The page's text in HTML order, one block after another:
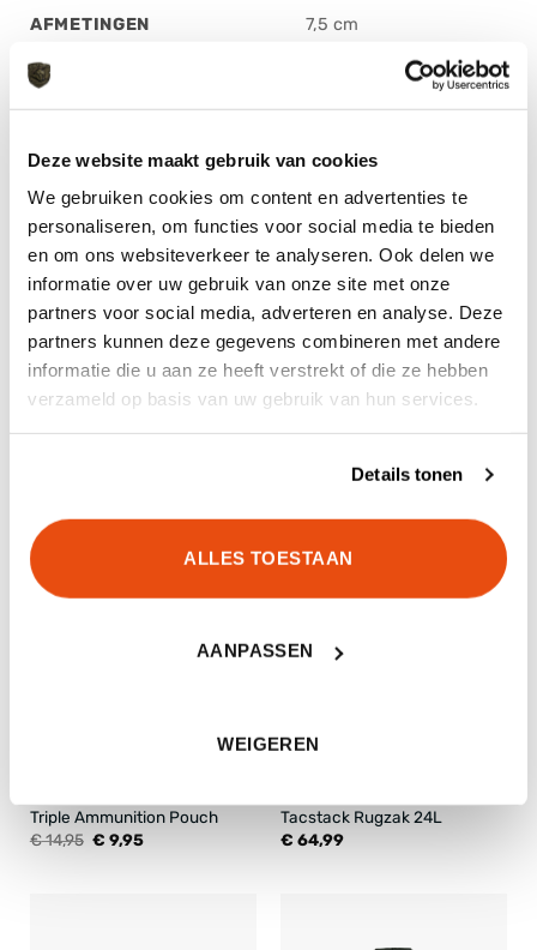
Deze website maakt gebruik van cookies
We gebruiken cookies om content en advertenties te
personaliseren, om functies voor social media te bieden
en om ons websiteverkeer te analyseren. Ook delen we
informatie over uw gebruik van onze site met onze
partners voor social media, adverteren en analyse. Deze
partners kunnen deze gegevens combineren met andere
informatie die u aan ze heeft verstrekt of die ze hebben
verzameld op basis van uw gebruik van hun services.
Details tonen
ALLES TOESTAAN
AANPASSEN
WEIGEREN
AFMETINGEN 7,5 cm
GERELATEERDE PRODUCTEN
Tasmanian Tiger Modular
-33%
Triple Ammunition Pouch
€14,95 Oorspronkelijke
€ 9,95Huidige
Tacstack Rugzak 24L
€ 64,99